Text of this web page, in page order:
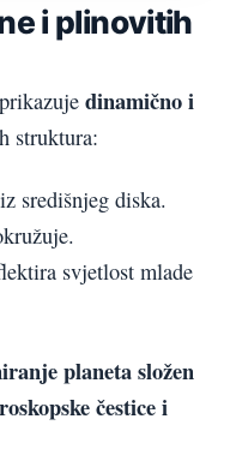
i plinovitih
dinamično i
struktura:
središnjeg diska.
svjetlost mlade
planeta složen
čestice i